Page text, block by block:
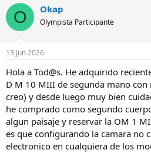
i
c
a
d
o
r
d
e
l
t
e
m
a
c
a
i
n
i
c
i
o
O Okap
Olympista Participante
13 Jun 2026
Hola a Tod@s. He adquirido
D M 10 MIII de segunda mano
creo) y desde luego muy bien
he comprado como segundo
algun paisaje y reservar la OM 1
es que configurando la camara no
electronico en cualquiera de los